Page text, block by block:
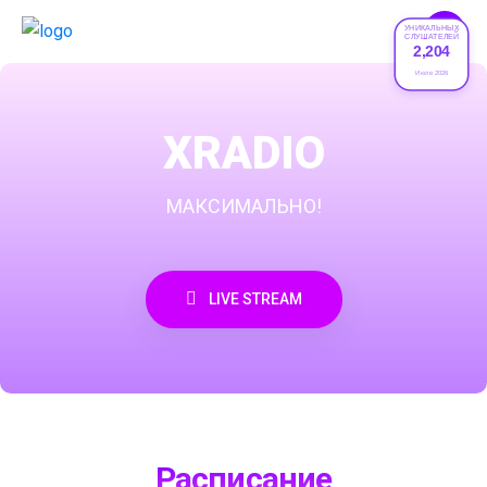
УНИКАЛЬНЫХ
СЛУШАТЕЛЕЙ
2,204
Июле 2026
XRADIO
МАКСИМАЛЬНО!
LIVE STREAM
Расписание